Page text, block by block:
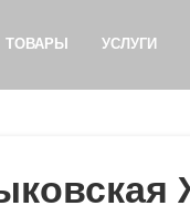
ТОВАРЫ УСЛУГИ